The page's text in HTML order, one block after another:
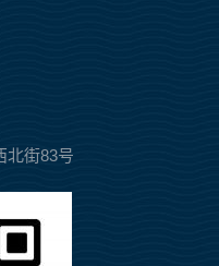
北街83号